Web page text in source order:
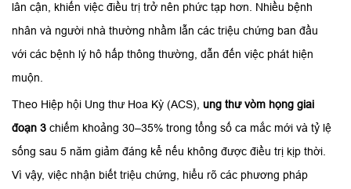
lân cận, khiến việc điều trị trở nên phức tạp hơn. Nhiều bệnh
nhân và người nhà thường nhầm lẫn các triệu chứng ban đầu
với các bệnh lý hô hấp thông thường, dẫn đến việc phát hiện
muộn.
Theo Hiệp hội Ung thư Hoa Kỳ (ACS), ung thư vòm họng giai
đoạn 3 chiếm khoảng 30–35% trong tổng số ca mắc mới và tỷ lệ
sống sau 5 năm giảm đáng kể nếu không được điều trị kịp thời.
Vì vậy, việc nhận biết triệu chứng, hiểu rõ các phương pháp